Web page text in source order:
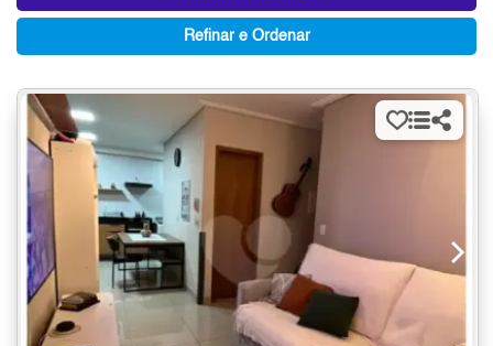
Refinar e Ordenar